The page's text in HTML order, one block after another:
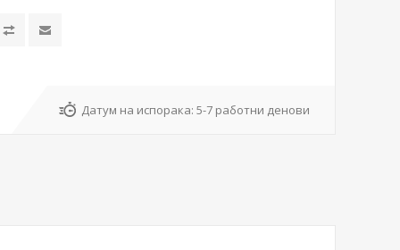
Датум на испорака: 5-7 работни денови